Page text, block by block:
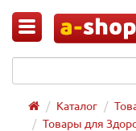
Каталог
Товары для